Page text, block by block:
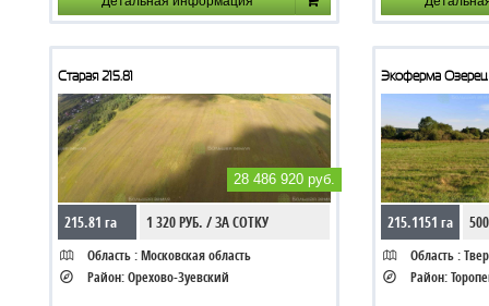
Старая 215.81
28 486 920 руб.
215.81 га 1 320 РУБ. / ЗА СОТКУ
Область :Московская область
Район:Орехово-Зуевский
Экоферма Озерец
215.1151 га
Область :
Район: